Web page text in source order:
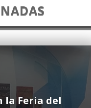
la Feria del